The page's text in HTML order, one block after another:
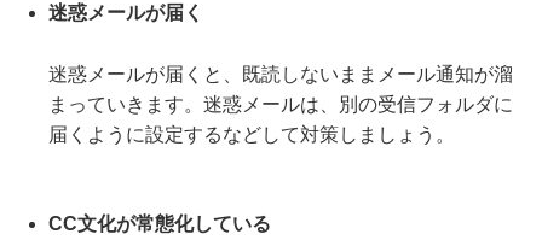
迷惑メールが届く
迷惑メールが届くと、既読しないままメール通知が溜
まっていきます。迷惑メールは、別の受信フォルダに
届くように設定するなどして対策しましょう。
CC文化が常態化している